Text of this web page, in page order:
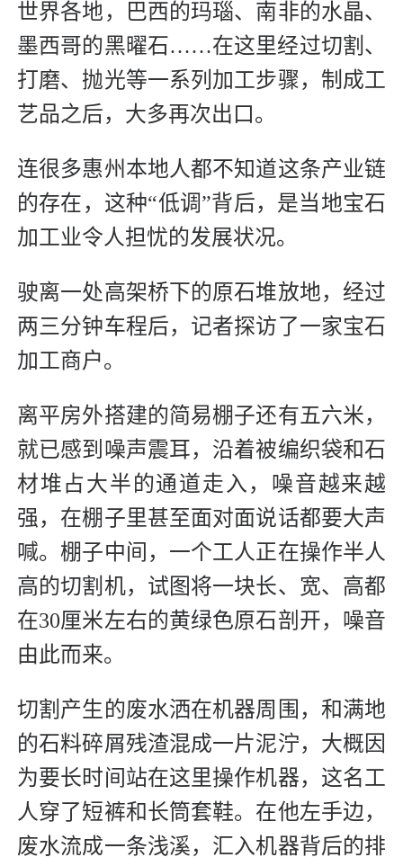
世界各地，巴西的玛瑙、南非的水晶、
墨西哥的黑曜石……在这里经过切割、
打磨、抛光等一系列加工步骤，制成工
艺品之后，大多再次出口。
连很多惠州本地人都不知道这条产业链
的存在，这种“低调”背后，是当地宝石
加工业令人担忧的发展状况。
驶离一处高架桥下的原石堆放地，经过
两三分钟车程后，记者探访了一家宝石
加工商户。
离平房外搭建的简易棚子还有五六米，
就已感到噪声震耳，沿着被编织袋和石
材堆占大半的通道走入，噪音越来越
强，在棚子里甚至面对面说话都要大声
喊。棚子中间，一个工人正在操作半人
高的切割机，试图将一块长、宽、高都
在30厘米左右的黄绿色原石剖开，噪音
由此而来。
切割产生的废水洒在机器周围，和满地
的石料碎屑残渣混成一片泥泞，大概因
为要长时间站在这里操作机器，这名工
人穿了短裤和长筒套鞋。在他左手边，
废水流成一条浅溪，汇入机器背后的排